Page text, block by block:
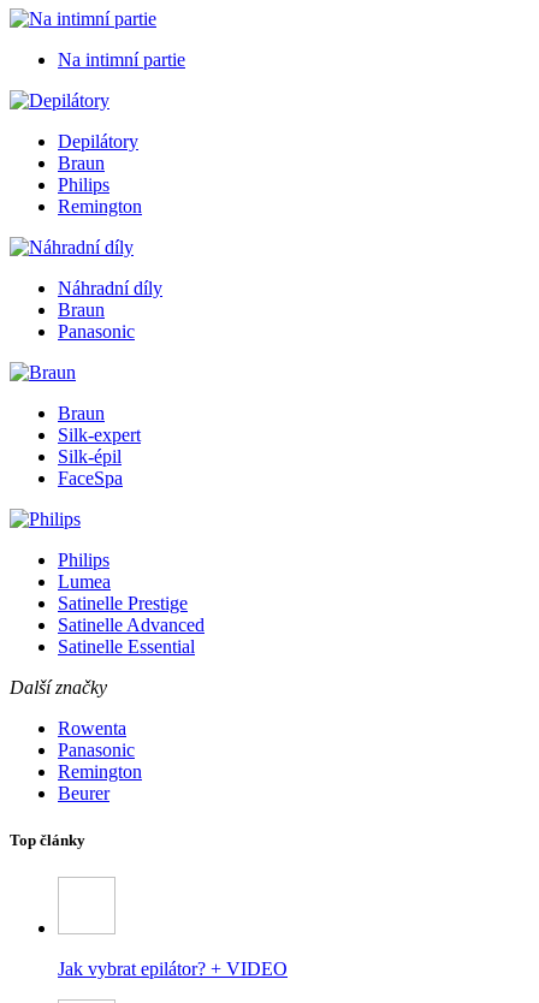
Na intimní partie
Depilátory
Braun
Philips
Remington
Náhradní díly
Braun
Panasonic
Braun
Silk-expert
Silk-épil
FaceSpa
Philips
Lumea
Satinelle Prestige
Satinelle Advanced
Satinelle Essential
Další značky
Rowenta
Panasonic
Remington
Beurer
Top články
Jak vybrat epilátor? + VIDEO